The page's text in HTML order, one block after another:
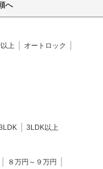
へ
以上
オートロック
3LDK以上
８万円～９万円